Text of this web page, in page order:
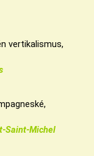
vertikalismus,
Saint-Michel